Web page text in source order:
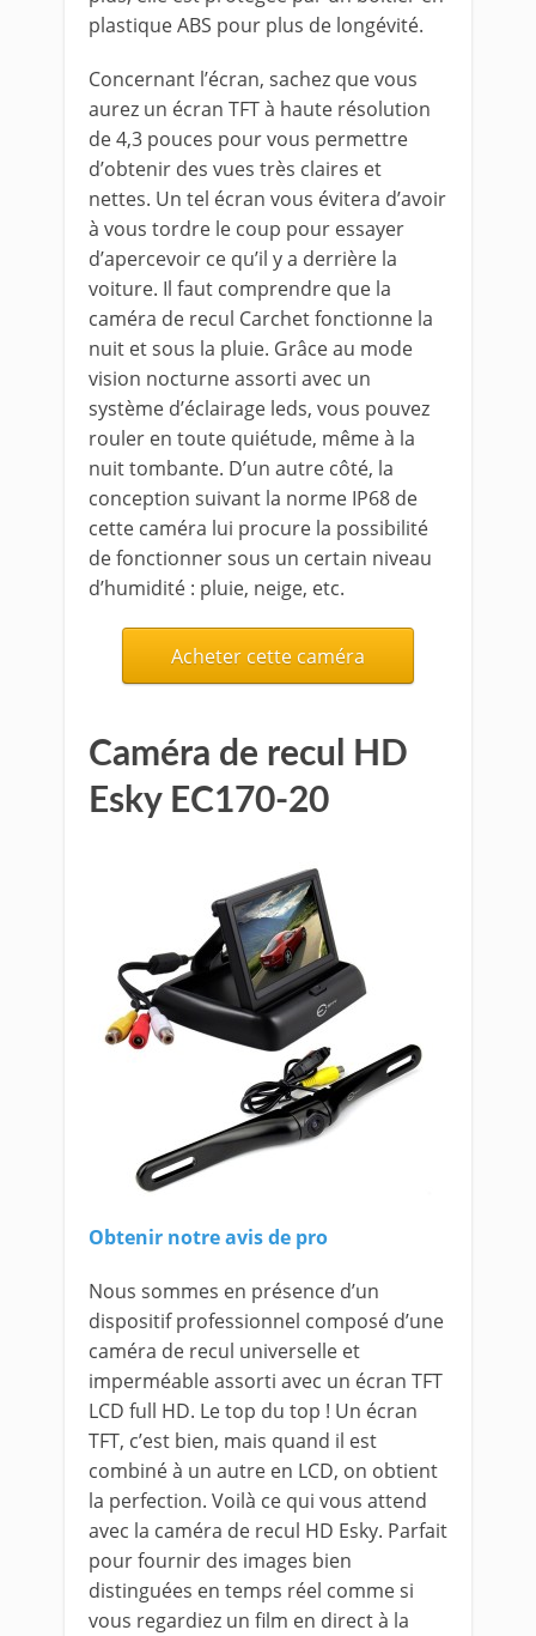
plastique ABS pour plus de longévité.
Concernant l’écran, sachez que vous
aurez un écran TFT à haute résolution
de 4,3 pouces pour vous permettre
d’obtenir des vues très claires et
nettes. Un tel écran vous évitera d’avoir
à vous tordre le coup pour essayer
d’apercevoir ce qu’il y a derrière la
voiture. Il faut comprendre que la
caméra de recul Carchet fonctionne la
nuit et sous la pluie. Grâce au mode
vision nocturne assorti avec un
système d’éclairage leds, vous pouvez
rouler en toute quiétude, même à la
nuit tombante. D’un autre côté, la
conception suivant la norme IP68 de
cette caméra lui procure la possibilité
de fonctionner sous un certain niveau
d’humidité : pluie, neige, etc.
Acheter cette caméra
Caméra de recul HD
Esky EC170-20
Obtenir notre avis de pro
Nous sommes en présence d’un
dispositif professionnel composé d’une
caméra de recul universelle et
imperméable assorti avec un écran TFT
LCD full HD. Le top du top ! Un écran
TFT, c’est bien, mais quand il est
combiné à un autre en LCD, on obtient
la perfection. Voilà ce qui vous attend
avec la caméra de recul HD Esky. Parfait
pour fournir des images bien
distinguées en temps réel comme si
vous regardiez un film en direct à la